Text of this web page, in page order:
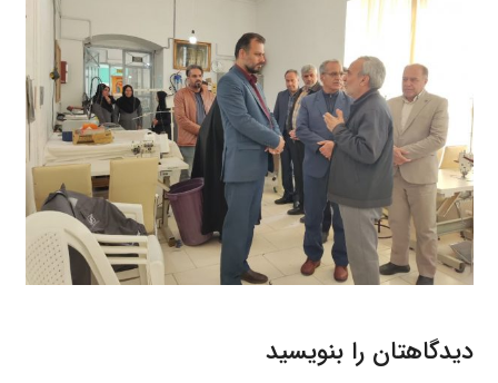
دیدگاهتان را بنویسید